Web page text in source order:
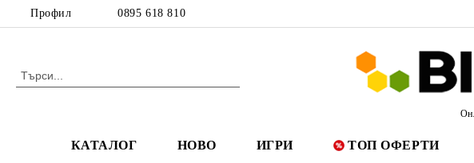
Профил 0895 618 810
КАТАЛОГ НОВО ИГРИ ТОП ОФЕРТИ